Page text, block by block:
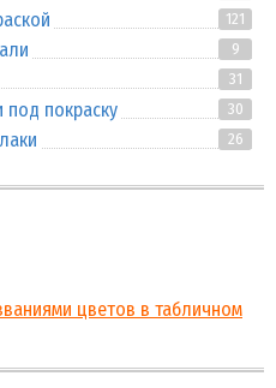
121
9
31
под покраску 30
26
цветов в табличном